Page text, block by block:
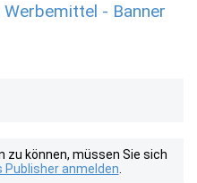
- Banner
können, müssen Sie sich
Publisher anmelden